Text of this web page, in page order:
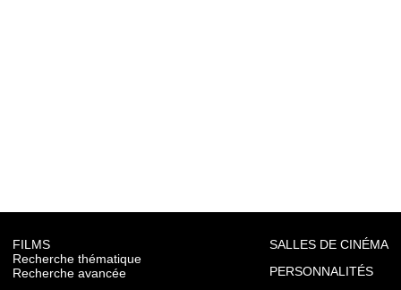
FILMS
Recherche thématique
Recherche avancée
SALLES DE CINÉMA
PERSONNALITÉS